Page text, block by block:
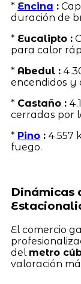
* Encina :
duración de
* Eucalipto :
para calor
* Abedul :
encendidos y
* Castaño :
cerradas por
* Pino:4.557
fuego.
Dinámicas
El comercio
del metro
valoración